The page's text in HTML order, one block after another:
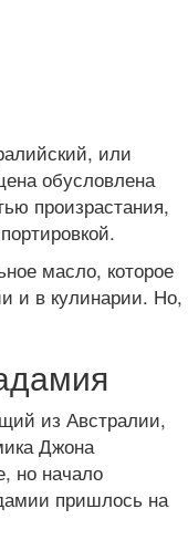
или
обусловлена
произрастания,
масло, которое
и в кулинарии. Но,
из Австралии,
Джона
но начало
пришлось на